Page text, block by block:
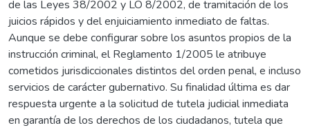
de las Leyes 38/2002 y LO 8/2002, de tramitación de los
juicios rápidos y del enjuiciamiento inmediato de faltas.
Aunque se debe configurar sobre los asuntos propios de la
instrucción criminal, el Reglamento 1/2005 le atribuye
cometidos jurisdiccionales distintos del orden penal, e incluso
servicios de carácter gubernativo. Su finalidad última es dar
respuesta urgente a la solicitud de tutela judicial inmediata
en garantía de los derechos de los ciudadanos, tutela que